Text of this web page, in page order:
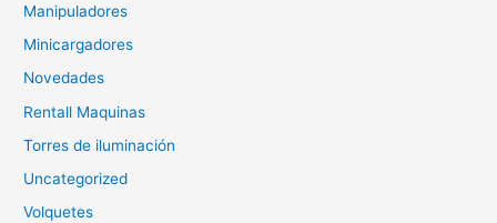
Manipuladores
Minicargadores
Novedades
Rentall Maquinas
Torres de iluminación
Uncategorized
Volquetes